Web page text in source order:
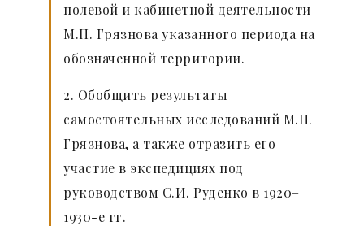
полевой и кабинетной деятельности
М.П. Грязнова указанного периода на
обозначенной территории.
2. Обобщить результаты
самостоятельных исследований М.П.
Грязнова, а также отразить его
участие в экспедициях под
руководством С.И. Руденко в 1920–
1930-е гг.